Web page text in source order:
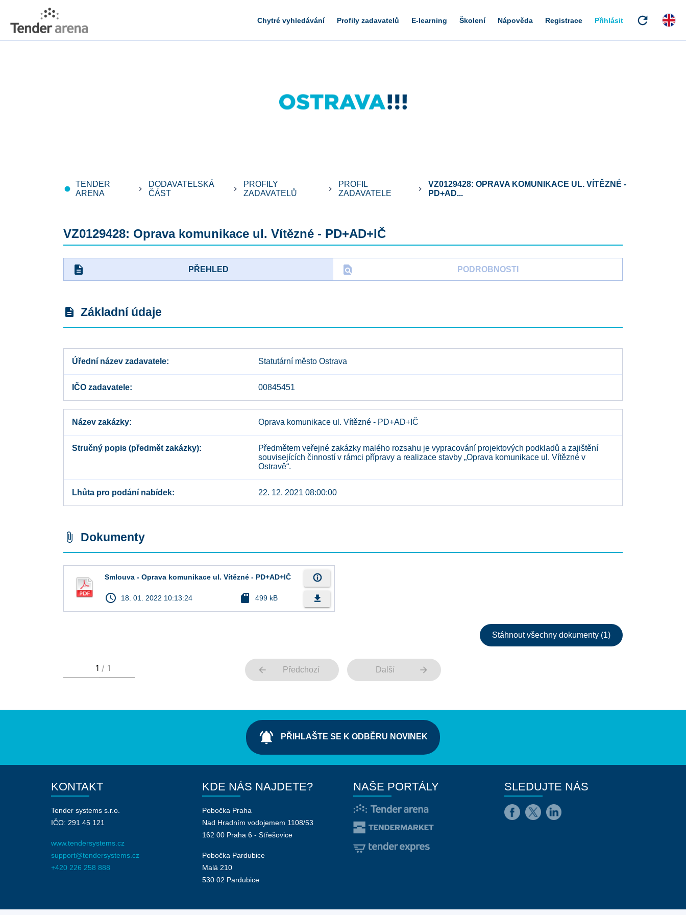
Chytré vyhledávání Profily zadavatelů E-learning Školení Nápověda Registrace Přihlásit refresh
fiber_manual_record
TENDER
ARENA
keyboard_arrow_right
DODAVATELSKÁ
ČÁST
keyboard_arrow_right
PROFILY
ZADAVATELŮ
keyboard_arrow_right
PROFIL
ZADAVATELE
keyboard_arrow_right
VZ0129428: OPRAVA KOMUNIKACE UL. VÍTĚZNÉ -
PD+AD...
VZ0129428: Oprava komunikace ul. Vítězné - PD+AD+IČ
description PŘEHLED find_in_page PODROBNOSTI
description Základní údaje
Úřední název zadavatele Statutární město Ostrava
IČO zadavatele 00845451
Název zakázky Oprava komunikace ul. Vítězné - PD+AD+IČ
Stručný popis (předmět zakázky)
Předmětem veřejné zakázky malého rozsahu je vypracování projektových podkladů a zajištění
souvisejících činností v rámci přípravy a realizace stavby „Oprava komunikace ul. Vítězné v
Ostravě“.
Lhůta pro podání nabídek 22. 12. 2021 08:00:00
attach_file Dokumenty
Smlouva - Oprava komunikace ul. Vítězné - PD+AD+IČ
access_time 18. 01. 2022 10:13:24 sd_card 499 kB
info_outline
file_download
Stáhnout všechny dokumenty (1)
arrow_back Předchozí Další arrow_forward
notifications_active PŘIHLAŠTE SE K ODBĚRU NOVINEK
KONTAKT
Tender systems s.r.o.
IČO: 291 45 121
www.tendersystems.cz
support@tendersystems.cz
+420 226 258 888
KDE NÁS NAJDETE?
Pobočka Praha
Nad Hradním vodojemem 1108/53
162 00 Praha 6 - Střešovice
Pobočka Pardubice
Malá 210
530 02 Pardubice
NAŠE PORTÁLY SLEDUJTE NÁS